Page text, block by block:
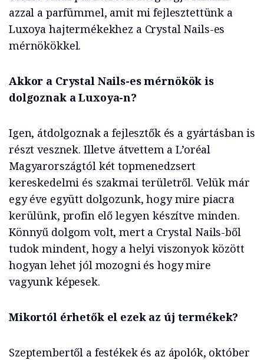
azzal a parfümmel, amit mi fejlesztettünk a
Luxoya hajtermékekhez a Crystal Nails-es
mérnökökkel.
Akkor a Crystal Nails-es mérnökök is
dolgoznak a Luxoya-n?
Igen, átdolgoznak a fejlesztők és a gyártásban is
részt vesznek. Illetve átvettem a L’oréal
Magyarországtól két topmenedzsert
kereskedelmi és szakmai területről. Velük már
egy éve együtt dolgozunk, hogy mire piacra
kerülünk, profin elő legyen készítve minden.
Könnyű dolgom volt, mert a Crystal Nails-ből
tudok mindent, hogy a helyi viszonyok között
hogyan lehet jól mozogni és hogy mire
vagyunk képesek.
Mikortól érhetők el ezek az új termékek?
Szeptembertől a festékek és az ápolók, október